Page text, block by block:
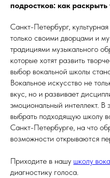
подростков: как
Санкт-Петербург,
только своими дворцами и
традициями музыкального
которые хотят развить
выбор вокальной школы
Вокальное искусство не
вкус, но и развивает
эмоциональный интеллект. В
выбрать подходящую школу
Санкт-Петербурге, на что
возможности открываются
Приходите в нашу школу
диагностику голоса.